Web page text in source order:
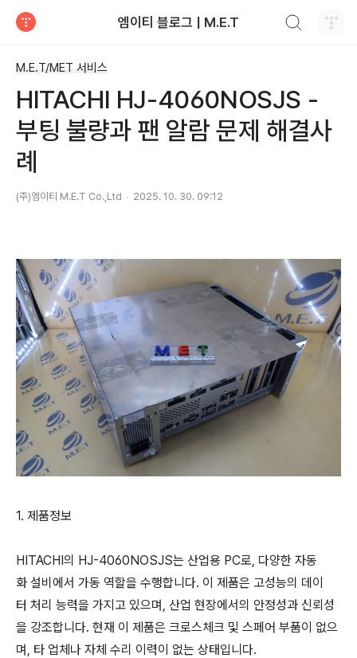
엠이티 블로그 | M.E.T
M.E.T/MET 서비스
HITACHI HJ-4060NOSJS -
부팅 불량과 팬 알람 문제 해결사
례
(주)엠이티 M.E.T Co.,Ltd 2025. 10. 30. 09:12
1. 제품정보
HITACHI의 HJ-4060NOSJS는 산업용 PC로, 다양한 자동
화 설비에서 가동 역할을 수행합니다. 이 제품은 고성능의 데이
터 처리 능력을 가지고 있으며, 산업 현장에서의 안정성과 신뢰성
을 강조합니다. 현재 이 제품은 크로스체크 및 스페어 부품이 없으
며, 타 업체나 자체 수리 이력이 없는 상태입니다.